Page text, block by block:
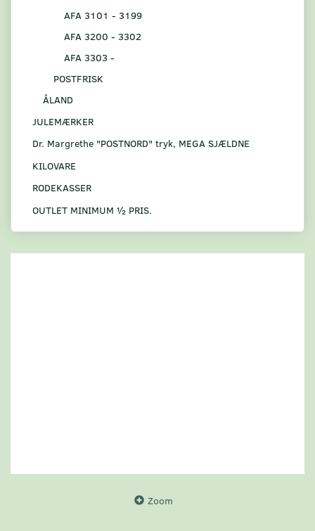
AFA 3101 - 3199
AFA 3200 - 3302
AFA 3303 -
POSTFRISK
ÅLAND
JULEMÆRKER
Dr. Margrethe "POSTNORD" tryk, MEGA SJÆLDNE
KILOVARE
RODEKASSER
OUTLET MINIMUM ½ PRIS.
Zoom